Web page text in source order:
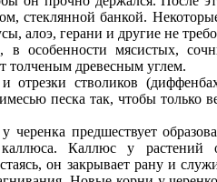
стеклянной банкой.
алоэ, герани и другие не
в особенности мясистых,
толченым древесным углем.
отрезки стволиков
песка так, чтобы только
черенка предшествует
Каллюс у растений
он закрывает рану и